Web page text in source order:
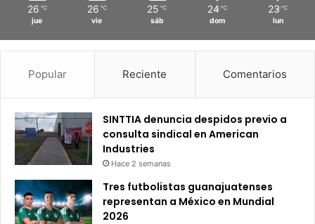
26 ℃
jue
26 ℃
vie
25 ℃
sáb
24 ℃
dom
23 ℃
lun
Popular Reciente Comentarios
SINTTIA denuncia despidos previo a
consulta sindical en American
Industries
Hace 2 semanas
Tres futbolistas guanajuatenses
representan a México en Mundial
2026